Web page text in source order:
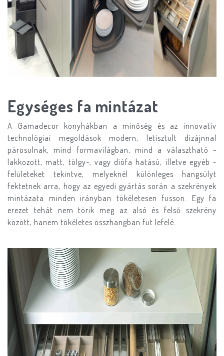
Egységes fa mintázat
A Gamadecor konyhákban a minőség és az innovatív
technológiai megoldások modern, letisztult dizájnnal
párosulnak, mind formavilágban, mind a választható -
lakkozott, matt, tölgy-, vagy diófa hatású, illetve egyéb -
felületeket tekintve, melyeknél különleges hangsúlyt
fektetnek arra, hogy az egyedi gyártás során a szekrények
mintázata minden irányban tökéletesen fusson. Egy fa
erezet tehát nem törik meg az alsó és felső szekrény
között, hanem tökéletes összhangban fut lefelé.